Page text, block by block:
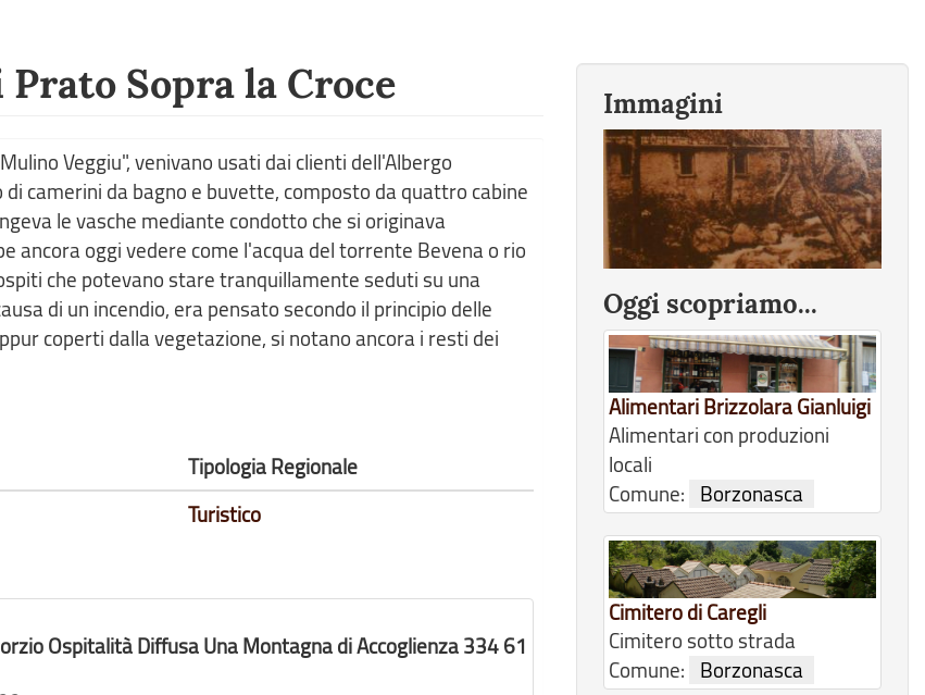
Sopra la Croce
Veggiu", venivano usati dai clienti dell'Albergo
camerini da bagno e buvette, composto da quattro cabine
le vasche mediante condotto che si originava
oggi vedere come l'acqua del torrente Bevena o rio
che potevano stare tranquillamente seduti su una
di un incendio, era pensato secondo il principio delle
coperti dalla vegetazione, si notano ancora i resti dei
Tipologia Regionale
Turistico
Ospitalità Diffusa Una Montagna di Accoglienza 334 61
Immagini
Oggi scopriamo...
Alimentari Brizzolara Gianluigi
Alimentari con produzioni
locali
Comune:
Borzonasca
Cimitero di Caregli
Cimitero sotto strada
Comune:
Borzonasca